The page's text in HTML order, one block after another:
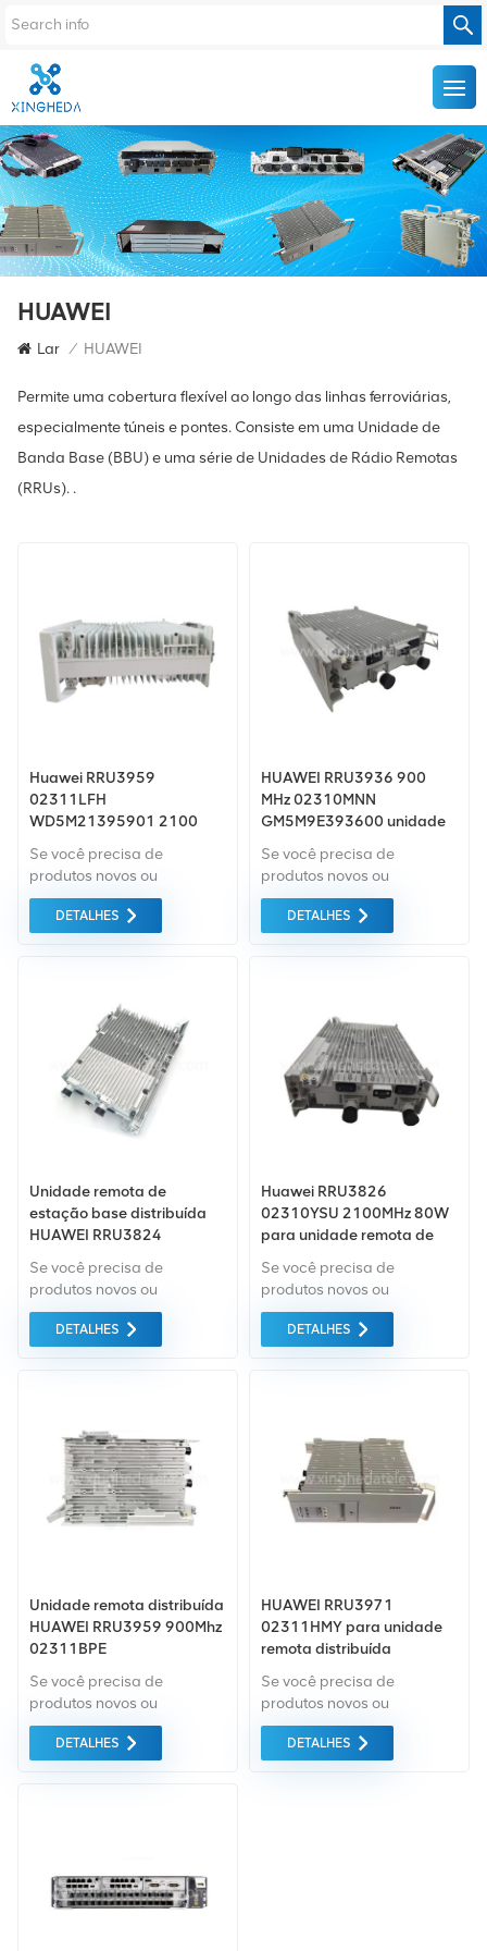
HUAWEI
Lar / HUAWEI
Permite uma cobertura flexível ao longo das linhas ferroviárias,
especialmente túneis e pontes. Consiste em uma Unidade de
Banda Base (BBU) e uma série de Unidades de Rádio Remotas
(RRUs). .
Huawei RRU3959
02311LFH
WD5M21395901 2100
Se você precisa de
produtos novos ou
renovados, a garantia
abrangente é padrão.
equipamentos do mercado
DETALHES
HUAWEI RRU3936 900
MHz 02310MNN
GM5M9E393600 unidade
Se você precisa de
produtos novos ou
renovados, a garantia
abrangente é padrão.
equipamentos do mercado
DETALHES
Unidade remota de
estação base distribuída
HUAWEI RRU3824
Se você precisa de
produtos novos ou
renovados, a garantia
abrangente é padrão.
equipamentos do mercado
DETALHES
Huawei RRU3826
02310YSU 2100MHz 80W
para unidade remota de
Se você precisa de
produtos novos ou
renovados, a garantia
abrangente é padrão.
equipamentos do mercado
DETALHES
Unidade remota distribuída
HUAWEI RRU3959 900Mhz
02311BPE
Se você precisa de
produtos novos ou
renovados, a garantia
abrangente é padrão.
equipamentos do mercado
fornecido ao melhor preço
possível.
DETALHES
HUAWEI RRU3971
02311HMY para unidade
remota distribuída
Se você precisa de
produtos novos ou
renovados, a garantia
abrangente é padrão.
DETALHES